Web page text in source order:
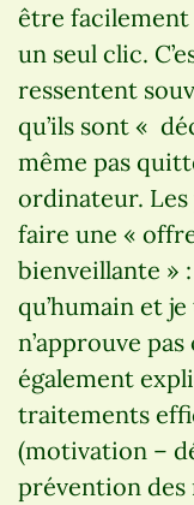
être facilement
un seul clic.
ressentent
qu’ils sont «
même pas
ordinateur.
faire une «
bienveillante »
qu’humain et
n’approuve
également
traitements
(motivation –
prévention des